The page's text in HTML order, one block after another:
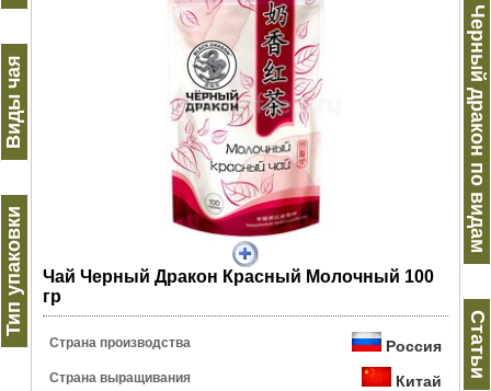
Виды чая
Тип упаковки
Чай Черный Дракон Красный Молочный 100
гр
Страна производства Россия
Страна выращивания Китай
Черный дракон по видам
Статьи